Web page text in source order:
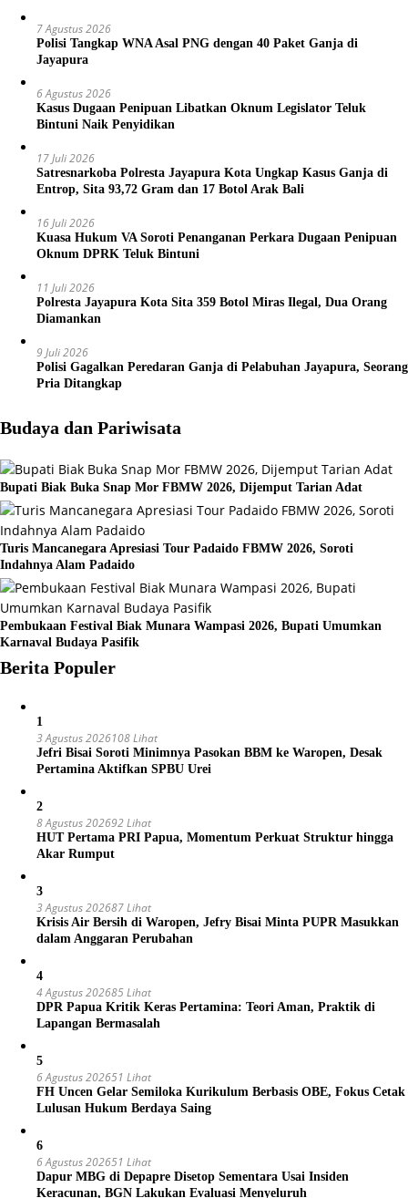
7 Agustus 2026
Polisi Tangkap WNA Asal PNG dengan 40 Paket Ganja di
Jayapura
6 Agustus 2026
Kasus Dugaan Penipuan Libatkan Oknum Legislator Teluk
Bintuni Naik Penyidikan
17 Juli 2026
Satresnarkoba Polresta Jayapura Kota Ungkap Kasus Ganja di
Entrop, Sita 93,72 Gram dan 17 Botol Arak Bali
16 Juli 2026
Kuasa Hukum VA Soroti Penanganan Perkara Dugaan Penipuan
Oknum DPRK Teluk Bintuni
11 Juli 2026
Polresta Jayapura Kota Sita 359 Botol Miras Ilegal, Dua Orang
Diamankan
9 Juli 2026
Polisi Gagalkan Peredaran Ganja di Pelabuhan Jayapura, Seorang
Pria Ditangkap
Budaya dan Pariwisata
Bupati Biak Buka Snap Mor FBMW 2026, Dijemput Tarian Adat
Turis Mancanegara Apresiasi Tour Padaido FBMW 2026, Soroti
Indahnya Alam Padaido
Pembukaan Festival Biak Munara Wampasi 2026, Bupati Umumkan
Karnaval Budaya Pasifik
Berita Populer
1
3 Agustus 2026108 Lihat
Jefri Bisai Soroti Minimnya Pasokan BBM ke Waropen, Desak
Pertamina Aktifkan SPBU Urei
2
8 Agustus 202692 Lihat
HUT Pertama PRI Papua, Momentum Perkuat Struktur hingga
Akar Rumput
3
3 Agustus 202687 Lihat
Krisis Air Bersih di Waropen, Jefry Bisai Minta PUPR Masukkan
dalam Anggaran Perubahan
4
4 Agustus 202685 Lihat
DPR Papua Kritik Keras Pertamina: Teori Aman, Praktik di
Lapangan Bermasalah
5
6 Agustus 202651 Lihat
FH Uncen Gelar Semiloka Kurikulum Berbasis OBE, Fokus Cetak
Lulusan Hukum Berdaya Saing
6
6 Agustus 202651 Lihat
Dapur MBG di Depapre Disetop Sementara Usai Insiden
Keracunan, BGN Lakukan Evaluasi Menyeluruh